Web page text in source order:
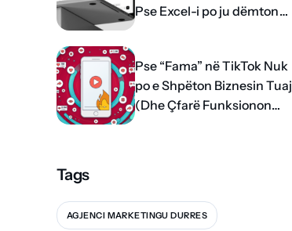
Pse Excel-i po ju dëmton
Pse “Fama” në TikTok Nuk
po e Shpëton Biznesin Tuaj
(Dhe Çfarë Funksionon
Tags
AGJENCI MARKETINGU DURRES